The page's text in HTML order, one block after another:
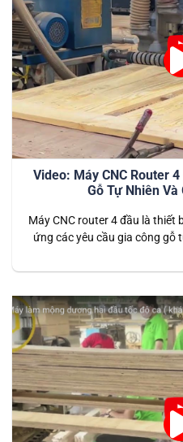
Video: Máy CNC Router
Gỗ Tự Nhiên Và
Máy CNC router 4 đầu là thiết
ứng các yêu cầu gia công gỗ
đồng thời trên bốn đầu cắt,